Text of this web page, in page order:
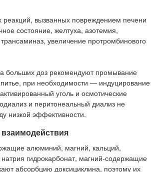
реакций, вызванных повреждением печени
состояние, желтуха, азотемия,
увеличение протромбинового
больших доз рекомендуют промывание
при необходимости — индуцирование
уголь и осмотические
и перитонеальный диализ не
низкой эффективности.
алюминий, магний, кальций,
гидрокарбонат, магний-содержащие
абсорбцию доксициклина, поэтому их